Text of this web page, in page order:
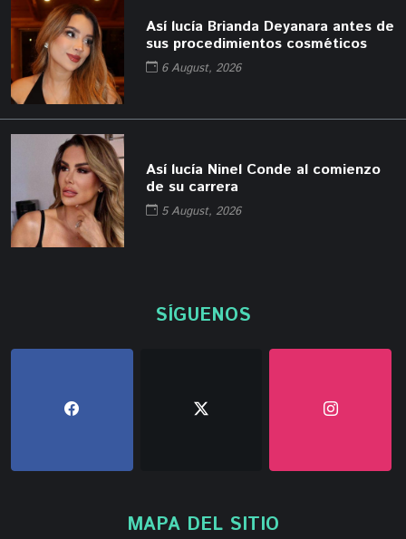
Así lucía Brianda Deyanara antes de
sus procedimientos cosméticos
6 August, 2026
Así lucía Ninel Conde al comienzo
de su carrera
5 August, 2026
SÍGUENOS
MAPA DEL SITIO